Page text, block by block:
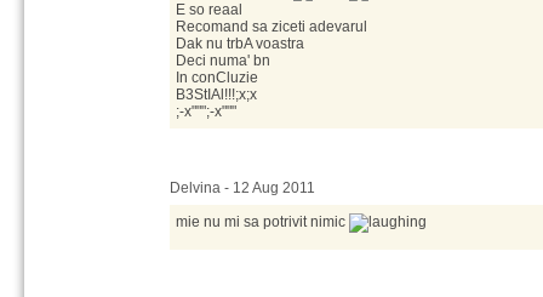
E so reaal
Recomand sa ziceti adevarul
Dak nu trbA voastra
Deci numa' bn
In conCluzie
B3StIAl!!!;x;x
;-x""";-x"""
Delvina - 12 Aug 2011
mie nu mi sa potrivit nimic